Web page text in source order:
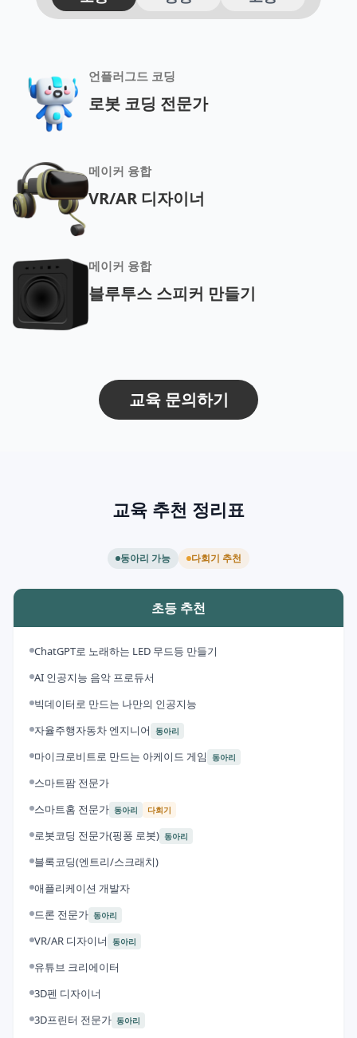
언플러그드 코딩
로봇 코딩 전문가
메이커 융합
VR/AR 디자이너
메이커 융합
블루투스 스피커 만들기
교육 문의하기
교육 추천 정리표
동아리 가능 다회기 추천
초등 추천
ChatGPT로 노래하는 LED 무드등 만들기
AI 인공지능 음악 프로듀서
빅데이터로 만드는 나만의 인공지능
자율주행자동차 엔지니어 동아리
마이크로비트로 만드는 아케이드 게임 동아리
스마트팜 전문가
스마트홈 전문가 동아리 다회기
로봇코딩 전문가(핑퐁 로봇) 동아리
블록코딩(엔트리/스크래치)
애플리케이션 개발자
드론 전문가 동아리
VR/AR 디자이너 동아리
유튜브 크리에이터
3D펜 디자이너
3D프린터 전문가 동아리